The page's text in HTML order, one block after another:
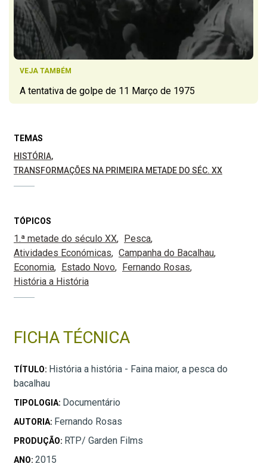
VEJA TAMBÉM
A tentativa de golpe de 11 Março de 1975
TEMAS
HISTÓRIA
TRANSFORMAÇÕES NA PRIMEIRA METADE DO SÉC. XX
TÓPICOS
1.ª metade do século XX
Pesca
Atividades Económicas
Campanha do Bacalhau
Economia
Estado Novo
Fernando Rosas
História a História
FICHA TÉCNICA
TÍTULO: História a história - Faina maior, a pesca do
bacalhau
TIPOLOGIA: Documentário
AUTORIA: Fernando Rosas
PRODUÇÃO: RTP/ Garden Films
ANO: 2015